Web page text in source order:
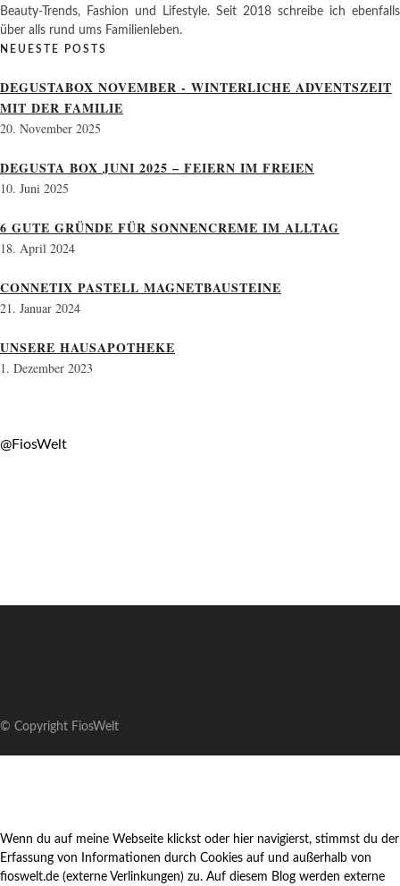
Beauty-Trends, Fashion und Lifestyle. Seit 2018 schreibe ich ebenfalls
über alls rund ums Familienleben.
NEUESTE POSTS
DEGUSTABOX NOVEMBER - WINTERLICHE ADVENTSZEIT
MIT DER FAMILIE
20. November 2025
DEGUSTA BOX JUNI 2025 – FEIERN IM FREIEN
10. Juni 2025
6 GUTE GRÜNDE FÜR SONNENCREME IM ALLTAG
18. April 2024
CONNETIX PASTELL MAGNETBAUSTEINE
21. Januar 2024
UNSERE HAUSAPOTHEKE
1. Dezember 2023
@FiosWelt
© Copyright FiosWelt
Wenn du auf meine Webseite klickst oder hier navigierst, stimmst du der
Erfassung von Informationen durch Cookies auf und außerhalb von
fioswelt.de (externe Verlinkungen) zu. Auf diesem Blog werden externe